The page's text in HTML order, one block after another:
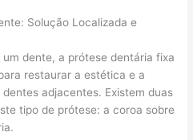
Solução Localizada e
dente, a prótese dentária fixa
restaurar a estética e a
adjacentes. Existem duas
tipo de prótese: a coroa sobre